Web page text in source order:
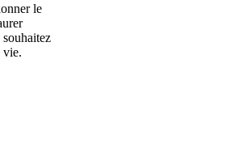
le
souhaitez
vie.